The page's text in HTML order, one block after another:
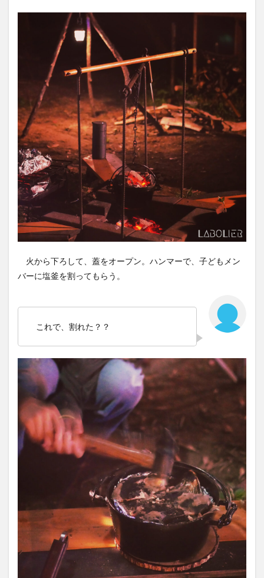
火から下ろして、蓋をオープン。ハンマーで、子どもメン
バーに塩釜を割ってもらう。
これで、割れた？？